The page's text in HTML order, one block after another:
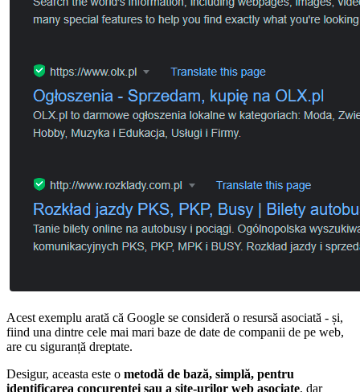
Acest exemplu arată că Google se consideră o resursă asociată - și,
fiind una dintre cele mai mari baze de date de companii de pe web,
are cu siguranță dreptate.
Desigur, aceasta este o metodă de bază, simplă, pentru
identificarea concurenței sau a site-urilor web asociate, dar